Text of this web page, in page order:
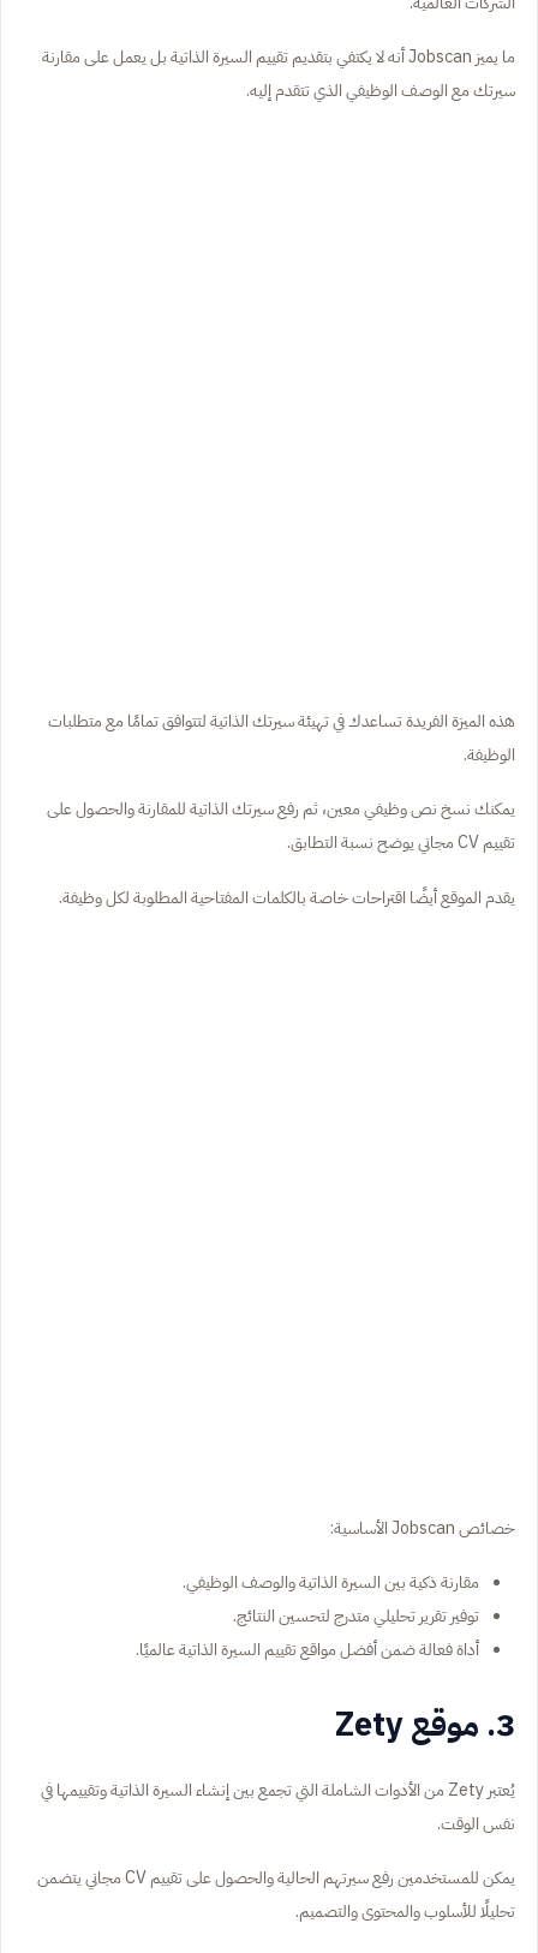
ما يميز Jobscan أنه لا يكتفي بتقديم تقييم السيرة الذاتية بل يعمل على مقارنة
سيرتك مع الوصف الوظيفي الذي تتقدم إليه.
هذه الميزة الفريدة تساعدك في تهيئة سيرتك الذاتية لتتوافق تمامًا مع متطلبات
الوظيفة.
يمكنك نسخ نص وظيفي معين، ثم رفع سيرتك الذاتية للمقارنة والحصول على
تقييم CV مجاني يوضح نسبة التطابق.
يقدم الموقع أيضًا اقتراحات خاصة بالكلمات المفتاحية المطلوبة لكل وظيفة.
خصائص Jobscan الأساسية:
مقارنة ذكية بين السيرة الذاتية والوصف الوظيفي.
توفير تقرير تحليلي متدرج لتحسين النتائج.
أداة فعالة ضمن أفضل مواقع تقييم السيرة الذاتية عالميًا.
3. موقع Zety
يُعتبر Zety من الأدوات الشاملة التي تجمع بين إنشاء السيرة الذاتية وتقييمها في
نفس الوقت.
يمكن للمستخدمين رفع سيرتهم الحالية والحصول على تقييم CV مجاني يتضمن
تحليلًا للأسلوب والمحتوى والتصميم.